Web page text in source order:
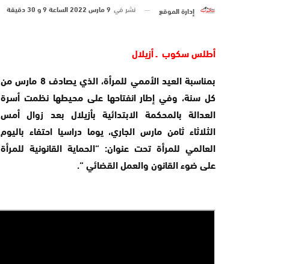
إدارة الموقع نشر في 9 مارس 2022 الساعة 9 و 30 دقيقة
أطلس سكوب ـ أزيلال
بمناسبة العيد الأممي للمرأة، الذي يصادف 8 مارس من
كل سنة، وفي إطار انفتاحها على محيطها نظمت أسرة
العدالة بالمحكمة الابتدائية بأزيلال بعد زوال أمس
الثلاثاء ثامن مارس الجاري، يوما دراسيا احتفاء باليوم
العالمي للمرأة تحت عنوان: “الحماية القانونية للمرأة
على ضوء القانون والعمل القضائي “.